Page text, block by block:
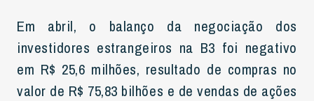
Em abril, o balanço da negociação dos
investidores estrangeiros na B3 foi negativo
em R$ 25,6 milhões, resultado de compras no
valor de R$ 75,83 bilhões e de vendas de ações